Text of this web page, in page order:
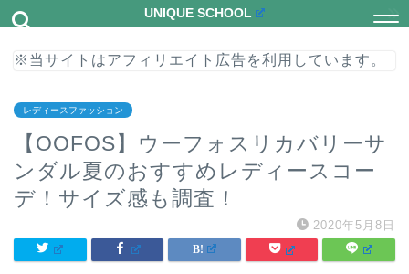
UNIQUE SCHOOL
※当サイトはアフィリエイト広告を利用しています。
レディースファッション
【OOFOS】ウーフォスリカバリーサ
ンダル夏のおすすめレディースコー
デ！サイズ感も調査！
2020年5月8日